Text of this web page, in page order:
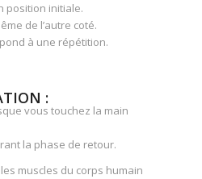
position initiale.
de l’autre coté.
à une répétition.
:
vous touchez la main
la phase de retour.
muscles du corps humain